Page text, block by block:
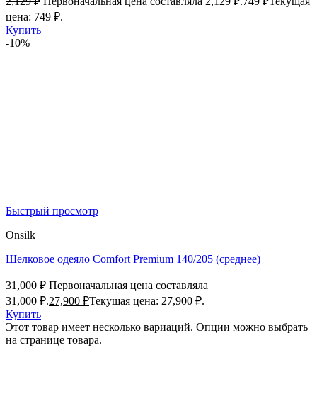
цена: 749 ₽.
Купить
-10%
Быстрый просмотр
Onsilk
Шелковое одеяло Comfort Premium 140/205 (среднее)
31,000₽ Первоначальная цена составляла
31,000 ₽.27,900 ₽Текущая цена: 27,900 ₽.
Купить
Этот товар имеет несколько вариаций. Опции можно выбрать
на странице товара.